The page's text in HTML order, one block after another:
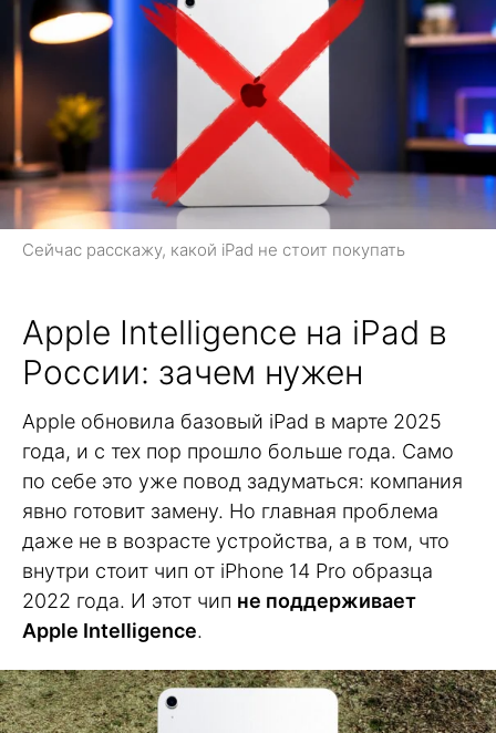
Сейчас расскажу, какой iPad не стоит покупать
Apple Intelligence на iPad в
России: зачем нужен
Apple обновила базовый iPad в марте 2025
года, и с тех пор прошло больше года. Само
по себе это уже повод задуматься: компания
явно готовит замену. Но главная проблема
даже не в возрасте устройства, а в том, что
внутри стоит чип от iPhone 14 Pro образца
2022 года. И этот чип не поддерживает
Apple Intelligence.